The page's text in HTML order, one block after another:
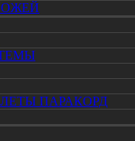
ПАРАКОРД